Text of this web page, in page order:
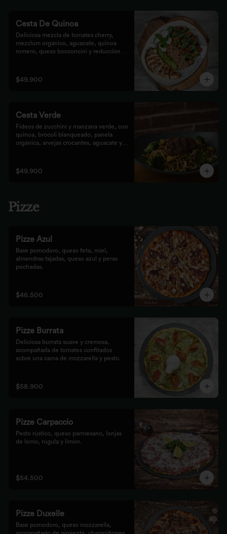
Cesta De Quinoa
Deliciosa mezcla de tomates cherry,
mezclum orgánico, aguacate, quinoa
romero, queso bocconcini y reducción
$49.900
Cesta Verde
Fideos de zucchini y manzana verde, con
quinoa, brócoli blanqueado, panela
orgánica, arvejas crocantes, aguacate y
$49.900
Pizze
Pizze Azul
Base pomodoro, queso feta, miel,
almendras tajadas, queso azul y peras
pochadas.
$46.500
Pizze Burrata
Deliciosa burrata suave y cremosa,
acompañada de tomates confitados
sobre una cama de mozzarella y pesto.
$58.900
Pizze Carpaccio
Pesto rústico, queso parmesano, lonjas
de lomo, rúgula y limón.
$54.500
Pizze Duxelle
Base pomodoro, queso mozzarella,